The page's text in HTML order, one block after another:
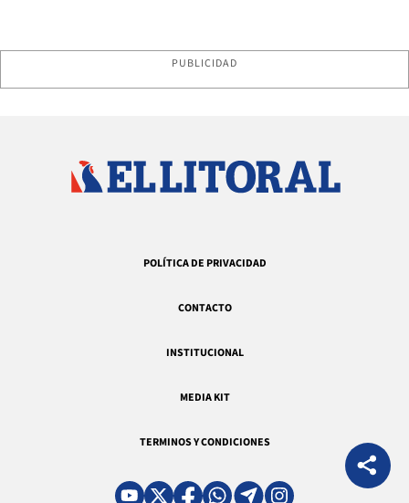
PUBLICIDAD
POLÍTICA DE PRIVACIDAD
CONTACTO
INSTITUCIONAL
MEDIA KIT
TERMINOS Y CONDICIONES